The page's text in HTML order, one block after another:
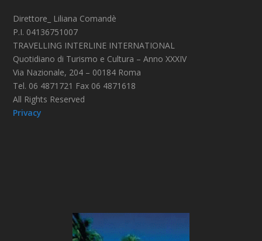
Direttore_ Liliana Comandè
P.I. 04136751007
TRAVELLING INTERLINE INTERNATIONAL
Quotidiano di Turismo e Cultura – Anno XXXIV
Via Nazionale, 204 – 00184 Roma
Tel. 06 4871721 Fax 06 4871618
All Rights Reserved
Privacy